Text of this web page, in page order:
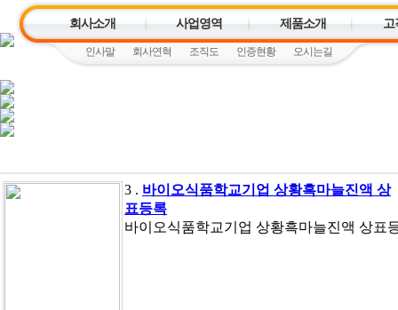
회사소개
인사말 회사연혁 조직도 인증현황 오시는길
사업영역 제품소개 고
3 . 바이오식품학교기업 상황흑마늘진액 상
표등록
바이오식품학교기업 상황흑마늘진액 상표